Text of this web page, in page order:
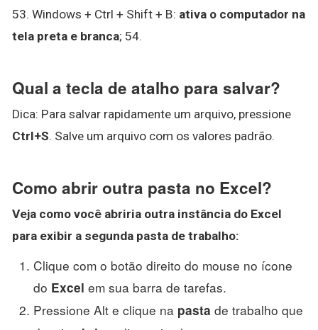
53. Windows + Ctrl + Shift + B: ativa o computador na
tela preta e branca; 54.
Qual a tecla de atalho para salvar?
Dica: Para salvar rapidamente um arquivo, pressione
Ctrl+S. Salve um arquivo com os valores padrão.
Como abrir outra pasta no Excel?
Veja como você abriria outra instância do Excel
para exibir a segunda pasta de trabalho:
Clique com o botão direito do mouse no ícone
do Excel em sua barra de tarefas.
Pressione Alt e clique na pasta de trabalho que